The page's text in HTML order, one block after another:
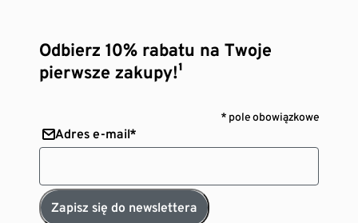
Odbierz 10% rabatu na Twoje
pierwsze zakupy!¹
* pole obowiązkowe
Adres e-mail*
Zapisz się do newslettera